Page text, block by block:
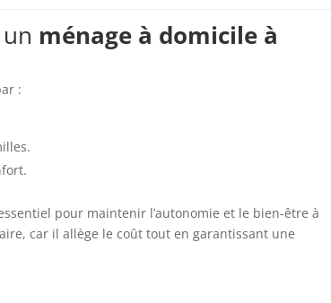
ménage à domicile à
:
pour maintenir l’autonomie et le bien-être à
car il allège le coût tout en garantissant une